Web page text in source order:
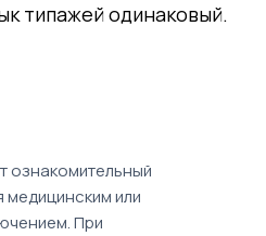
типажей одинаковый.
ознакомительный
медицинским или
При